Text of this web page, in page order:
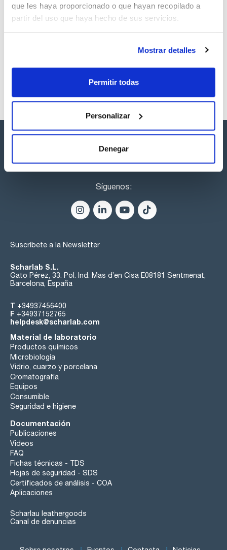
que les haya proporcionado o que hayan recopilado a
partir del uso que haya hecho de sus servicios.
Mostrar detalles
Permitir todas
Personalizar
Denegar
Sistema de
dispensación
1
Ver stock
Síguenos:
Suscríbete a la Newsletter
Scharlab S.L.
Gato Pérez, 33. Pol. Ind. Mas d’en Cisa E08181 Sentmenat,
Barcelona, España
T +34937456400
F +34937152765
helpdesk@scharlab.com
Material de laboratorio
Productos químicos
Microbiología
Vidrio, cuarzo y porcelana
Cromatografía
Equipos
Consumible
Seguridad e higiene
Documentación
Publicaciones
Videos
FAQ
Fichas técnicas - TDS
Hojas de seguridad - SDS
Certificados de análisis - COA
Aplicaciones
Scharlau leathergoods
Canal de denuncias